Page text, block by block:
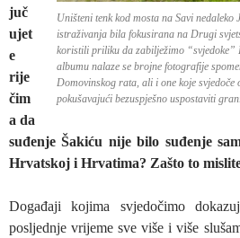
Uništeni tenk kod mosta na Savi nedaleko
istraživanja bila fokusirana na Drugi
koristili priliku da zabilježimo “svjedoke”
albumu nalaze se brojne fotografije
Domovinskog rata, ali i one koje
pokušavajući bezuspješno uspostaviti
juč
ujet
e
rije
čim
a da
suđenje Šakiću nije bilo suđenje
Hrvatskoj i Hrvatima? Zašto to
Događaji kojima svjedočimo
posljednje vrijeme sve više i više